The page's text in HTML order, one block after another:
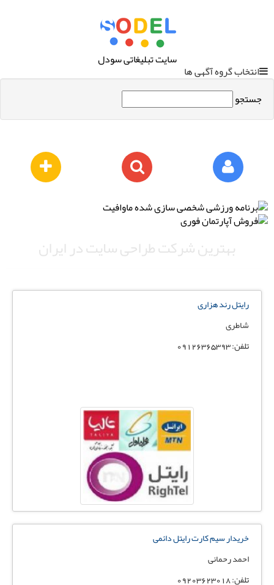
سایت تبلیغاتی سودل
انتخاب گروه آگهی ها
جستجو
بهترین شرکت طراحی سایت در ایران
رایتل رند هزاری
شاطری
تلفن: 09126365393
خریدار سیم کارت رایتل دائمی
احمد رحمانی
تلفن: 09203623018